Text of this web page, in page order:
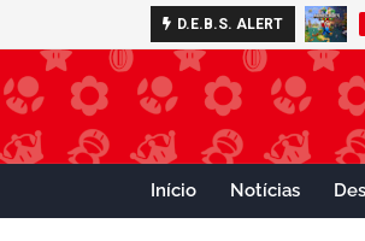
D.E.B.S. ALERT
Início Notícias